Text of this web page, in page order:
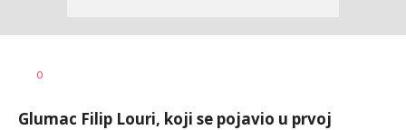
0
Glumac Filip Louri, koji se pojavio u prvoj